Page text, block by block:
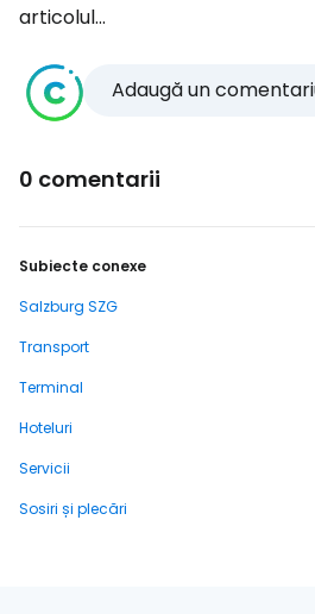
articolul...
Adaugă un
0 comentarii
Subiecte conexe
Salzburg SZG
Transport
Terminal
Hoteluri
Servicii
Sosiri și plecări